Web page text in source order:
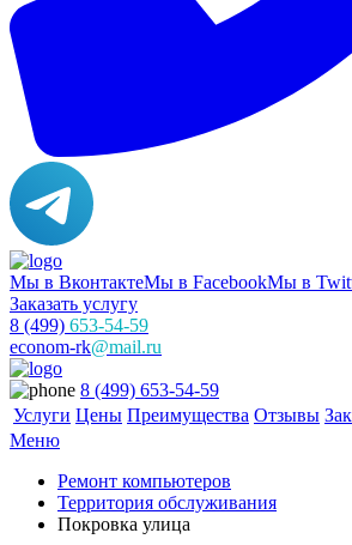
Мы в ВконтактеМы в FacebookМы в
Заказать услугу
8 (499) 653-54-59
econom-rk@mail.ru
8 (499) 653-54-59
Услуги Цены Преимущества Отзывы
Меню
Ремонт компьютеров
Территория обслуживания
Покровка улица